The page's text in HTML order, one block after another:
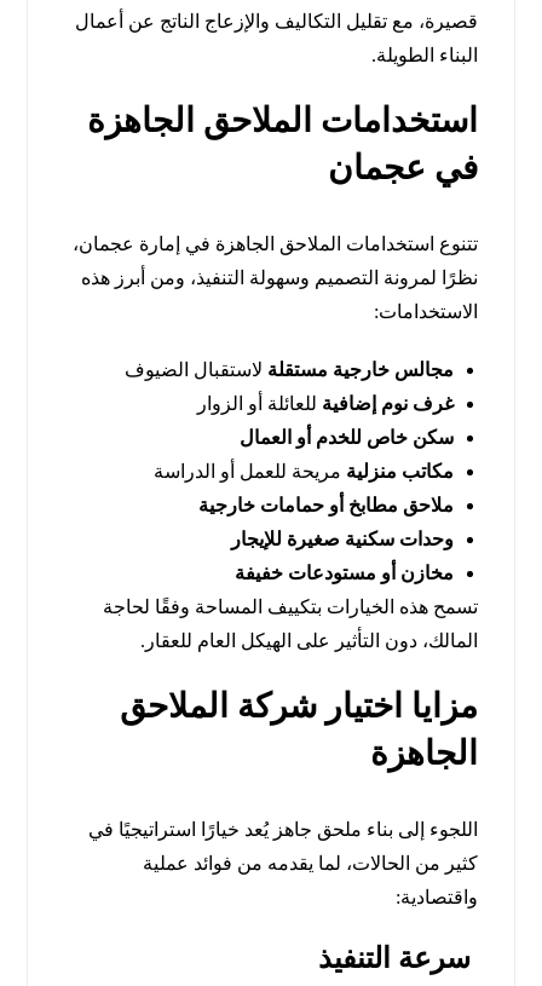
قصيرة، مع تقليل التكاليف والإزعاج الناتج عن أعمال
البناء الطويلة.
استخدامات الملاحق الجاهزة
في عجمان
تتنوع استخدامات الملاحق الجاهزة في إمارة عجمان،
نظرًا لمرونة التصميم وسهولة التنفيذ، ومن أبرز هذه
الاستخدامات:
مجالس خارجية مستقلة لاستقبال الضيوف
غرف نوم إضافية للعائلة أو الزوار
سكن خاص للخدم أو العمال
مكاتب منزلية مريحة للعمل أو الدراسة
ملاحق مطابخ أو حمامات خارجية
وحدات سكنية صغيرة للإيجار
مخازن أو مستودعات خفيفة
تسمح هذه الخيارات بتكييف المساحة وفقًا لحاجة
المالك، دون التأثير على الهيكل العام للعقار.
مزايا اختيار شركة الملاحق
الجاهزة
اللجوء إلى بناء ملحق جاهز يُعد خيارًا استراتيجيًا في
كثير من الحالات، لما يقدمه من فوائد عملية
واقتصادية:
سرعة التنفيذ